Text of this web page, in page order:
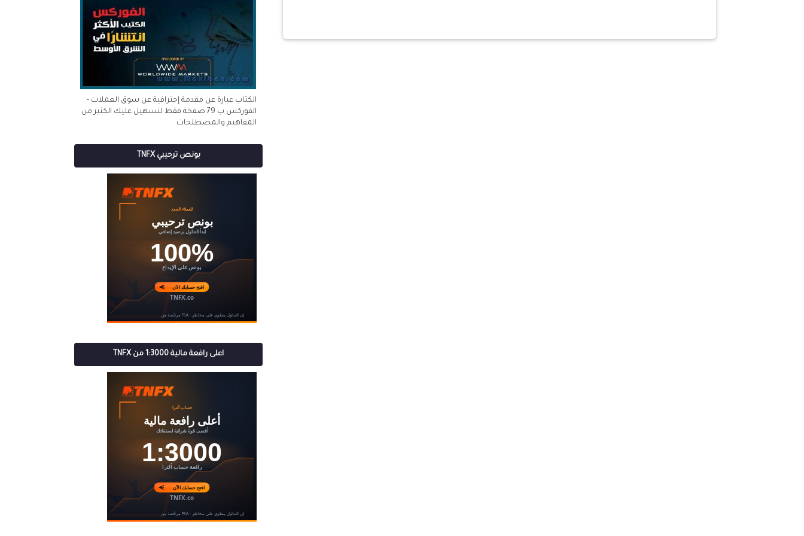
الكتاب عبارة عن مقدمة إحترافية عن سوق العملات -
الفوركس ب 79 صفحة فقط لتسهيل عليك الكثير من
المفاهيم والمصطلحات
بونص ترحيبي TNFX
اعلى رافعة مالية 1:3000 من TNFX